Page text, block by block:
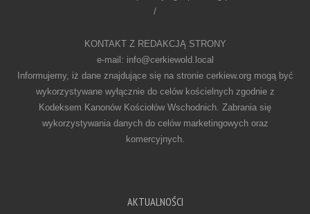
/
KONTAKT Z REDAKCJĄ STRONY
e-mail: info@cerkiewold.local
Informujemy, iż dane znajdujące się na stronie cerkiew.org mogą być
wykorzystywane wyłącznie do celów kościelnych zgodnie z
Kodeksem Kanonów Kościołów Wschodnich. Zabrania się
wykorzystywania danych do celów marketingowych oraz
komercyjnych.
AKTUALNOŚCI